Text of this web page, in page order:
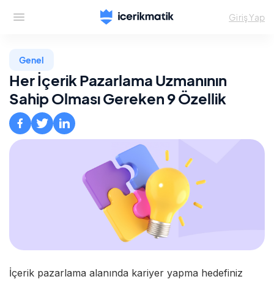
Giriş Yap
Genel
Her İçerik Pazarlama Uzmanının
Sahip Olması Gereken 9 Özellik
İçerik pazarlama alanında kariyer yapma hedefiniz